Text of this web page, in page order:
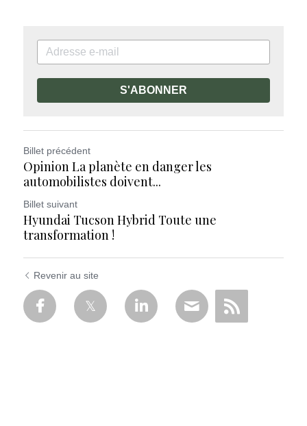
S'ABONNER
Billet précédent
Opinion La planète en danger les
automobilistes doivent...
Billet suivant
Hyundai Tucson Hybrid Toute une
transformation !
Revenir au site